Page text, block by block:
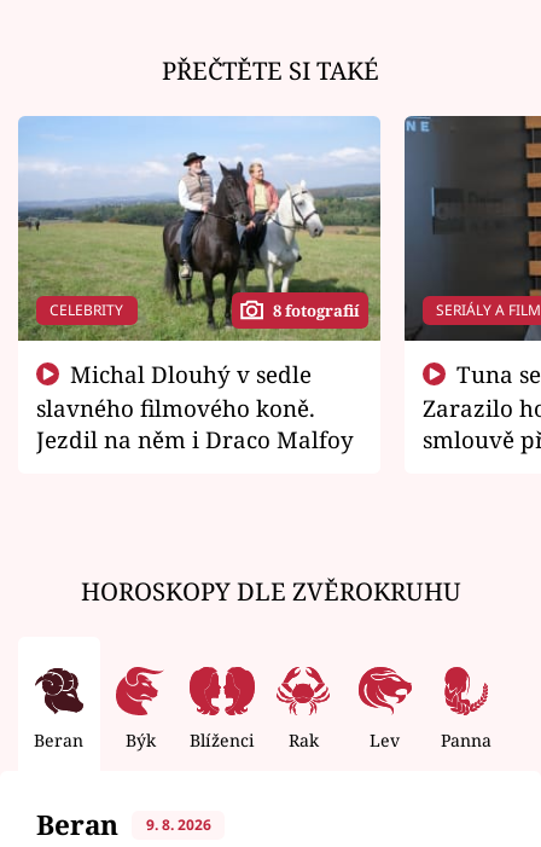
PŘEČTĚTE SI TAKÉ
CELEBRITY 8 fotografií
slavného filmového koně.
Jezdil na něm i Draco Malfoy
SERIÁLY A
Zarazilo
smlouvě
HOROSKOPY DLE ZVĚROKRUHU
Beran Býk Blíženci Rak Lev Panna
Beran 9. 8. 2026